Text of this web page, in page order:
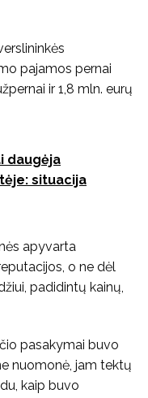
pajamos pernai
ir 1,8 mln. eurų
daugėja
situacija
apyvarta
o ne dėl
padidintų kainų,
pasakymai buvo
nuomonė, jam tektų
kaip buvo